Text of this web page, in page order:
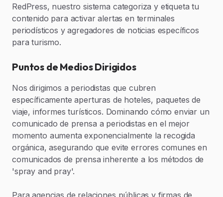
RedPress, nuestro sistema categoriza y etiqueta tu
contenido para activar alertas en terminales
periodísticos y agregadores de noticias específicos
para turismo.
Puntos de Medios Dirigidos
Nos dirigimos a periodistas que cubren
específicamente aperturas de hoteles, paquetes de
viaje, informes turísticos. Dominando cómo enviar un
comunicado de prensa a periodistas en el mejor
momento aumenta exponencialmente la recogida
orgánica, asegurando que evite errores comunes en
comunicados de prensa inherente a los métodos de
'spray and pray'.
Para agencias de relaciones públicas y firmas de